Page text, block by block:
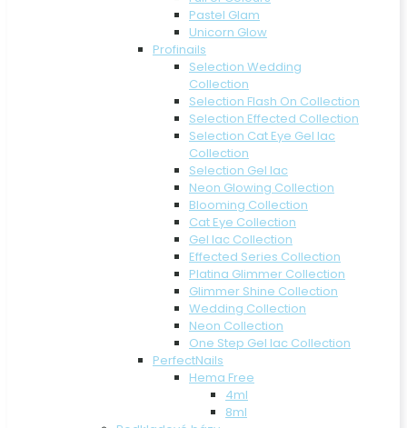
Pastel Glam
Unicorn Glow
Profinails
Selection Wedding
Collection
Selection Flash On Collection
Selection Effected Collection
Selection Cat Eye Gel lac
Collection
Selection Gel lac
Neon Glowing Collection
Blooming Collection
Cat Eye Collection
Gel lac Collection
Effected Series Collection
Platina Glimmer Collection
Glimmer Shine Collection
Wedding Collection
Neon Collection
One Step Gel lac Collection
PerfectNails
Hema Free
4ml
8ml